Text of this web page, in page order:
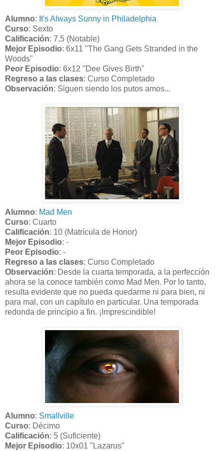
Alumno: It's Always Sunny in Philadelphia
Curso: Sexto
Calificación: 7,5 (Notable)
Mejor Episodio: 6x11 "The Gang Gets Stranded in the
Woods"
Peor Episodio: 6x12 "Dee Gives Birth"
Regreso a las clases: Curso Completado
Observación: Siguen siendo los putos amos...
Alumno: Mad Men
Curso: Cuarto
Calificación: 10 (Matrícula de Honor)
Mejor Episodio: -
Peor Episodio: -
Regreso a las clases: Curso Completado
Observación: Desde la cuarta temporada, a la perfección
ahora se la conoce también como Mad Men. Por lo tanto,
resulta evidente que no pueda quedarme ni para bien, ni
para mal, con un capítulo en particular. Una temporada
redonda de principio a fin. ¡Imprescindible!
Alumno: Smallville
Curso: Décimo
Calificación: 5 (Suficiente)
Mejor Episodio: 10x01 "Lazarus"